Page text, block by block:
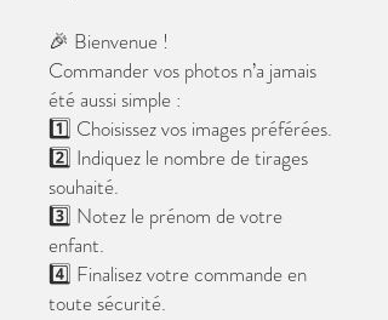
🎉 Bienvenue !
Commander vos photos n’a jamais
été aussi simple :
1️⃣ Choisissez vos images préférées.
2️⃣ Indiquez le nombre de tirages
souhaité.
3️⃣ Notez le prénom de votre
enfant.
4️⃣ Finalisez votre commande en
toute sécurité.